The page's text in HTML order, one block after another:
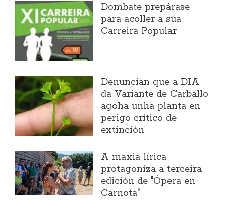
Dombate prepárase
para acoller a súa
Carreira Popular
Denuncian que a DIA
da Variante de Carballo
agoha unha planta en
perigo crítico de
extinción
A maxia lírica
protagoniza a terceira
edición de "Ópera en
Carnota"